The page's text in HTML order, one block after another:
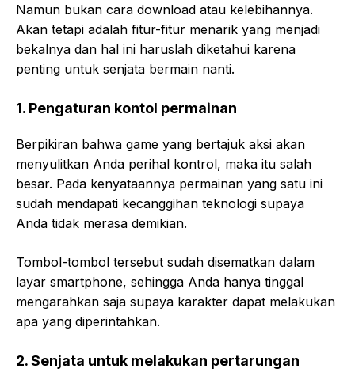
Namun bukan cara download atau kelebihannya.
Akan tetapi adalah fitur-fitur menarik yang menjadi
bekalnya dan hal ini haruslah diketahui karena
penting untuk senjata bermain nanti.
1. Pengaturan kontol permainan
Berpikiran bahwa game yang bertajuk aksi akan
menyulitkan Anda perihal kontrol, maka itu salah
besar. Pada kenyataannya permainan yang satu ini
sudah mendapati kecanggihan teknologi supaya
Anda tidak merasa demikian.
Tombol-tombol tersebut sudah disematkan dalam
layar smartphone, sehingga Anda hanya tinggal
mengarahkan saja supaya karakter dapat melakukan
apa yang diperintahkan.
2.Senjata untuk melakukan pertarungan